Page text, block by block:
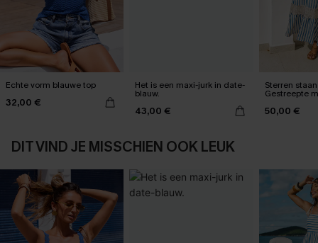
Echte vorm blauwe top
32,00 €
Het is een maxi-jurk in date-
blauw.
43,00 €
Sterren
Gestreepte
50,00 €
DIT VIND JE MISSCHIEN OOK LEUK